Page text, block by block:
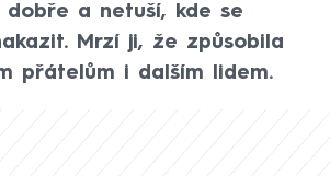
dobře a netuší, kde se
Mrzí ji, že způsobila
přátelům i dalším lidem.